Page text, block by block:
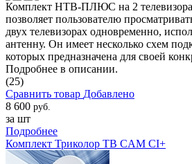
Комплект НТВ-ПЛЮС на 2
позволяет пользователю
двух телевизорах одновременно,
антенну. Он имеет несколько схем
которых предназначена для своей
Подробнее в описании.
(25)
Сравнить товар Добавлено
8 600 руб.
за шт
Подробнее
Комплект Триколор ТВ CAM CI+